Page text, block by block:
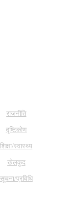
राजनीति
दृष्टिकोण
शिक्षा/स्वास्थ्य
खेलकुद
सूचना/प्रविधि